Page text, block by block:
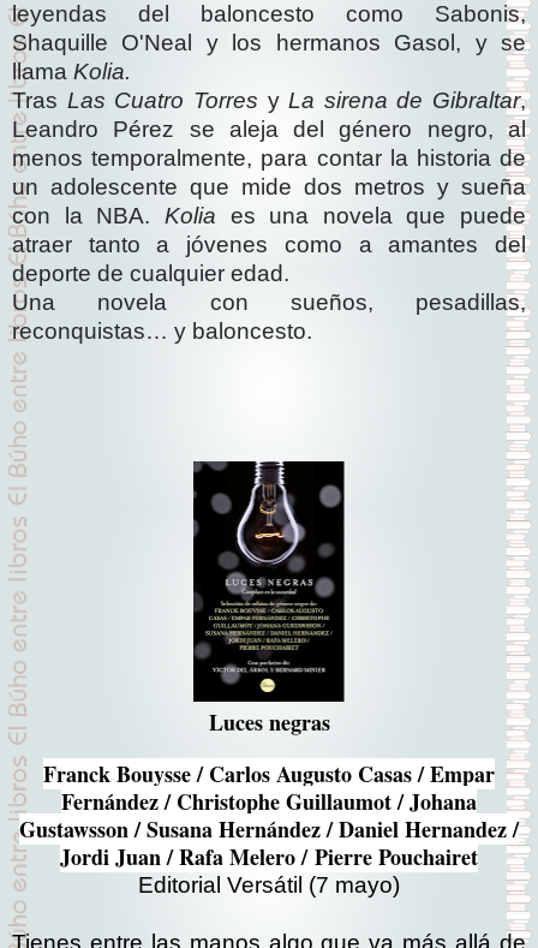
leyendas del baloncesto como Sabonis,
Shaquille O'Neal y los hermanos Gasol, y se
llama Kolia.
Tras Las Cuatro Torres yLa sirena de Gibraltar,
Leandro Pérez se aleja del género negro, al
menos temporalmente, para contar la historia de
un adolescente que mide dos metros y sueña
con la NBA. Kolia es una novela que puede
atraer tanto a jóvenes como a amantes del
deporte de cualquier edad.
Una novela con sueños, pesadillas,
reconquistas… y baloncesto.
Luces negras
Franck Bouysse / Carlos Augusto Casas / Empar
Fernández / Christophe Guillaumot / Johana
Gustawsson / Susana Hernández / Daniel Hernandez /
Jordi Juan / Rafa Melero /Pierre Pouchairet
Editorial Versátil (7 mayo)
Tienes entre las manos algo que va más allá de